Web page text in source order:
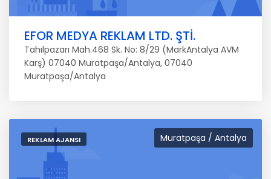
EFOR MEDYA REKLAM LTD. ŞTİ.
Tahılpazarı Mah.468 Sk. No: 8/29 (MarkAntalya AVM
Karş) 07040 Muratpaşa/Antalya, 07040
Muratpaşa/Antalya
Muratpaşa / Antalya
REKLAM AJANSI